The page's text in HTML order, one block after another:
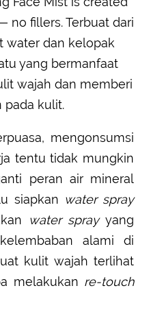
no fillers. Terbuat dari
water dan kelopak
yang bermanfaat
wajah dan memberi
pada kulit.
mengonsumsi
tentu tidak mungkin
peran air mineral
siapkan water spray
water sprayyang
alami di
kulit wajah terlihat
melakukan re-touch